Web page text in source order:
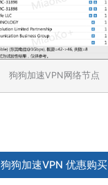
狗狗加速VPN网络节点
狗狗加速VPN 优惠购买